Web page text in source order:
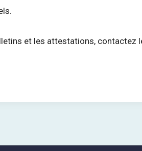
et les attestations, contactez